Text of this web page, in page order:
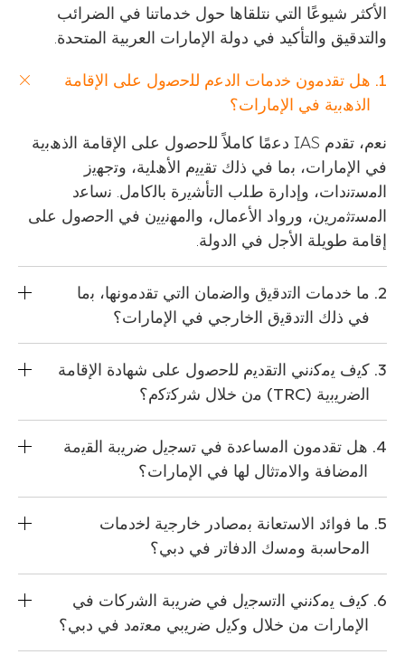
الأكثر شيوعًا التي نتلقاها حول خدماتنا في الضرائب
والتدقيق والتأكيد في دولة الإمارات العربية المتحدة.
ھل ﺗﻘدﻣون ﺧدﻣﺎت اﻟدﻋم ﻟﻠﺣﺻول ﻋﻠﻰ اﻹﻗﺎﻣﺔ
اﻟذھﺑﯾﺔ ﻓﻲ اﻹﻣﺎرات؟
ﻧﻌم، ﺗﻘدم IAS دﻋﻣًﺎ ﻛﺎﻣﻼً ﻟﻠﺣﺻول ﻋﻠﻰ اﻹﻗﺎﻣﺔ اﻟذھﺑﯾﺔ
ﻓﻲ اﻹﻣﺎرات، ﺑﻣﺎ ﻓﻲ ذﻟك ﺗﻘﯾﯾم اﻷھﻠﯾﺔ، وﺗﺟﮭﯾز
اﻟﻣﺳﺗﻧدات، وإدارة طﻠب اﻟﺗﺄﺷﯾرة ﺑﺎﻟﻛﺎﻣل. ﻧﺳﺎﻋد
اﻟﻣﺳﺗﺛﻣرﯾن، ورواد اﻷﻋﻣﺎل، واﻟﻣﮭﻧﯾﯾن ﻓﻲ اﻟﺣﺻول ﻋﻠﻰ
إﻗﺎﻣﺔ طوﯾﻠﺔ اﻷﺟل ﻓﻲ اﻟدوﻟﺔ.
ﻣﺎ ﺧدﻣﺎت اﻟﺗدﻗﯾق واﻟﺿﻣﺎن اﻟﺗﻲ ﺗﻘدﻣوﻧﮭﺎ، ﺑﻣﺎ
ﻓﻲ ذﻟك اﻟﺗدﻗﯾق اﻟﺧﺎرﺟﻲ ﻓﻲ اﻹﻣﺎرات؟
ﻛﯾف ﯾﻣﻛﻧﻧﻲ اﻟﺗﻘدﯾم ﻟﻠﺣﺻول ﻋﻠﻰ ﺷﮭﺎدة اﻹﻗﺎﻣﺔ
اﻟﺿرﯾﺑﯾﺔ (TRC) ﻣن ﺧﻼل ﺷرﻛﺗﻛم؟
ھل ﺗﻘدﻣون اﻟﻣﺳﺎﻋدة ﻓﻲ ﺗﺳﺟﯾل ﺿرﯾﺑﺔ اﻟﻘﯾﻣﺔ
اﻟﻣﺿﺎﻓﺔ واﻻﻣﺗﺛﺎل ﻟﮭﺎ ﻓﻲ اﻹﻣﺎرات؟
ﻣﺎ ﻓواﺋد اﻻﺳﺗﻌﺎﻧﺔ ﺑﻣﺻﺎدر ﺧﺎرﺟﯾﺔ ﻟﺧدﻣﺎت
اﻟﻣﺣﺎﺳﺑﺔ وﻣﺳك اﻟدﻓﺎﺗر ﻓﻲ دﺑﻲ؟
ﻛﯾف ﯾﻣﻛﻧﻧﻲ اﻟﺗﺳﺟﯾل ﻓﻲ ﺿرﯾﺑﺔ اﻟﺷرﻛﺎت ﻓﻲ
اﻹﻣﺎرات ﻣن ﺧﻼل وﻛﯾل ﺿرﯾﺑﻲ ﻣﻌﺗﻣد ﻓﻲ دﺑﻲ؟